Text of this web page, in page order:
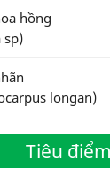
hồng
sp)
longan)
Tiêu điểm